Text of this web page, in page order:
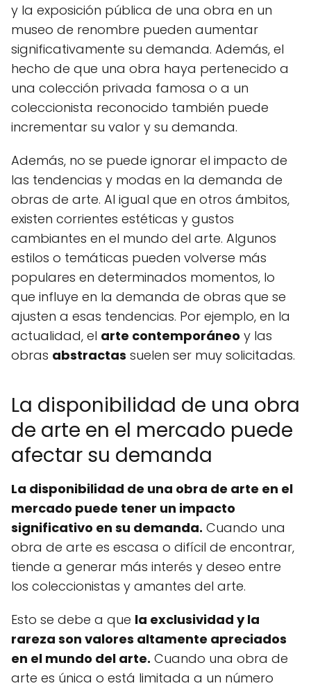
y la exposición pública de una obra en un
museo de renombre pueden aumentar
significativamente su demanda. Además, el
hecho de que una obra haya pertenecido a
una colección privada famosa o a un
coleccionista reconocido también puede
incrementar su valor y su demanda.
Además, no se puede ignorar el impacto de
las tendencias y modas en la demanda de
obras de arte. Al igual que en otros ámbitos,
existen corrientes estéticas y gustos
cambiantes en el mundo del arte. Algunos
estilos o temáticas pueden volverse más
populares en determinados momentos, lo
que influye en la demanda de obras que se
ajusten a esas tendencias. Por ejemplo, en la
actualidad, el arte contemporáneo y las
obras abstractas suelen ser muy solicitadas.
La disponibilidad de una obra
de arte en el mercado puede
afectar su demanda
La disponibilidad de una obra de arte en el
mercado puede tener un impacto
significativo en su demanda. Cuando una
obra de arte es escasa o difícil de encontrar,
tiende a generar más interés y deseo entre
los coleccionistas y amantes del arte.
Esto se debe a que la exclusividad y la
rareza son valores altamente apreciados
en el mundo del arte. Cuando una obra de
arte es única o está limitada a un número